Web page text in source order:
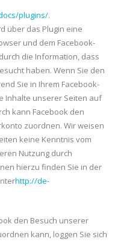
plugins/.
über das Plugin eine
und dem Facebook-
die Information, dass
haben. Wenn Sie den
Sie in Ihrem Facebook-
Inhalte unserer Seiten auf
kann Facebook den
zuordnen. Wir weisen
keine Kenntnis vom
Nutzung durch
hierzu finden Sie in der
http://de-
den Besuch unserer
kann, loggen Sie sich